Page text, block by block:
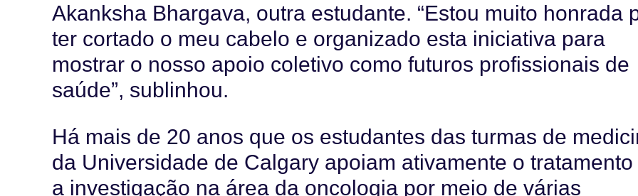
Akanksha Bhargava, outra estudante. “Estou muito honrada
ter cortado o meu cabelo e organizado esta iniciativa para
mostrar o nosso apoio coletivo como futuros profissionais de
saúde”, sublinhou.
Há mais de 20 anos que os estudantes das turmas de
da Universidade de Calgary apoiam ativamente o tratamento
a investigação na área da oncologia por meio de várias